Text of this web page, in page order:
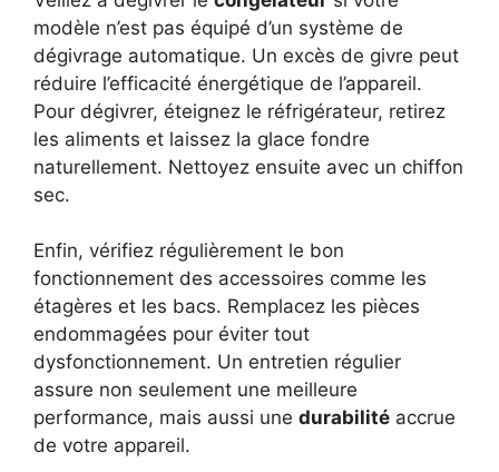
modèle n’est pas équipé d’un système de
dégivrage automatique. Un excès de givre peut
réduire l’efficacité énergétique de l’appareil.
Pour dégivrer, éteignez le réfrigérateur, retirez
les aliments et laissez la glace fondre
naturellement. Nettoyez ensuite avec un chiffon
sec.
Enfin, vérifiez régulièrement le bon
fonctionnement des accessoires comme les
étagères et les bacs. Remplacez les pièces
endommagées pour éviter tout
dysfonctionnement. Un entretien régulier
assure non seulement une meilleure
performance, mais aussi une durabilité accrue
de votre appareil.